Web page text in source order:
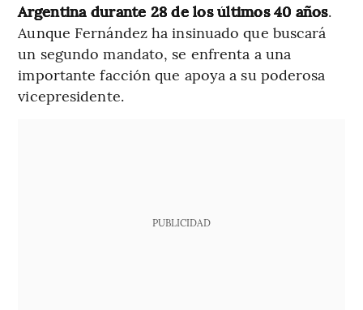
Argentina durante 28 de los últimos 40 años.
Aunque Fernández ha insinuado que buscará
un segundo mandato, se enfrenta a una
importante facción que apoya a su poderosa
vicepresidente.
PUBLICIDAD